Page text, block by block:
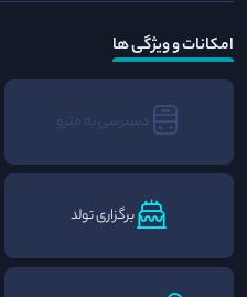
امکانات و ویژگی ها
دسترسی به مترو
برگزاری تولد